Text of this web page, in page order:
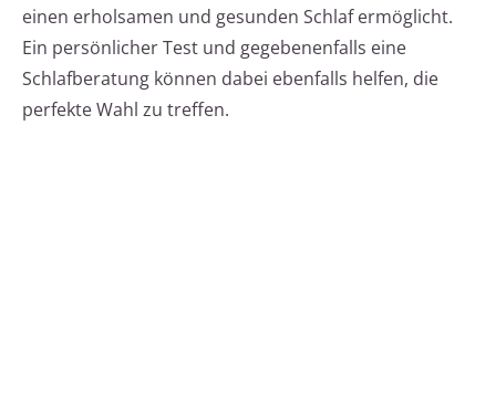
einen erholsamen und gesunden Schlaf ermöglicht.
Ein persönlicher Test und gegebenenfalls eine
Schlafberatung können dabei ebenfalls helfen, die
perfekte Wahl zu treffen.